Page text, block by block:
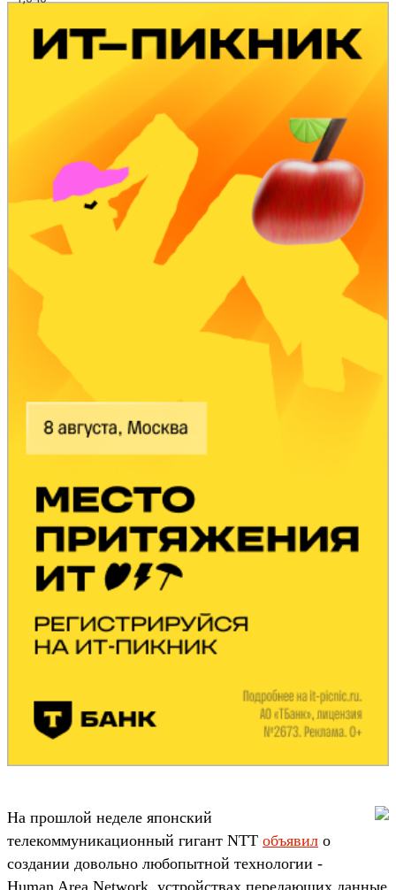
На прошлой неделе японский
телекоммуникационный гигант NTT объявил о
создании довольно любопытной технологии -
Human Area Network, устройствах передающих данные